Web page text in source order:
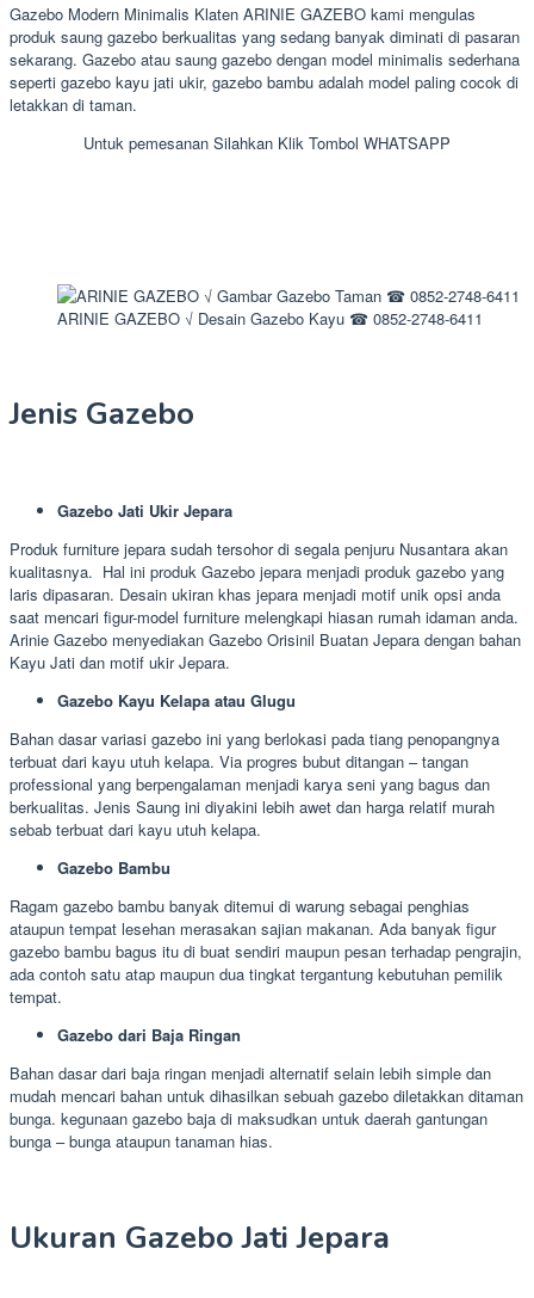
Gazebo Modern Minimalis Klaten ARINIE GAZEBO kami mengulas
produk saung gazebo berkualitas yang sedang banyak diminati di pasaran
sekarang. Gazebo atau saung gazebo dengan model minimalis sederhana
seperti gazebo kayu jati ukir, gazebo bambu adalah model paling cocok di
letakkan di taman.
Untuk pemesanan Silahkan Klik Tombol WHATSAPP
ARINIE GAZEBO √ Desain Gazebo Kayu ☎ 0852-2748-6411
Jenis Gazebo
Gazebo Jati Ukir Jepara
Produk furniture jepara sudah tersohor di segala penjuru Nusantara akan
kualitasnya. Hal ini produk Gazebo jepara menjadi produk gazebo yang
laris dipasaran. Desain ukiran khas jepara menjadi motif unik opsi anda
saat mencari figur-model furniture melengkapi hiasan rumah idaman anda.
Arinie Gazebo menyediakan Gazebo Orisinil Buatan Jepara dengan bahan
Kayu Jati dan motif ukir Jepara.
Gazebo Kayu Kelapa atau Glugu
Bahan dasar variasi gazebo ini yang berlokasi pada tiang penopangnya
terbuat dari kayu utuh kelapa. Via progres bubut ditangan – tangan
professional yang berpengalaman menjadi karya seni yang bagus dan
berkualitas. Jenis Saung ini diyakini lebih awet dan harga relatif murah
sebab terbuat dari kayu utuh kelapa.
Gazebo Bambu
Ragam gazebo bambu banyak ditemui di warung sebagai penghias
ataupun tempat lesehan merasakan sajian makanan. Ada banyak figur
gazebo bambu bagus itu di buat sendiri maupun pesan terhadap pengrajin,
ada contoh satu atap maupun dua tingkat tergantung kebutuhan pemilik
tempat.
Gazebo dari Baja Ringan
Bahan dasar dari baja ringan menjadi alternatif selain lebih simple dan
mudah mencari bahan untuk dihasilkan sebuah gazebo diletakkan ditaman
bunga. kegunaan gazebo baja di maksudkan untuk daerah gantungan
bunga – bunga ataupun tanaman hias.
Ukuran Gazebo Jati Jepara